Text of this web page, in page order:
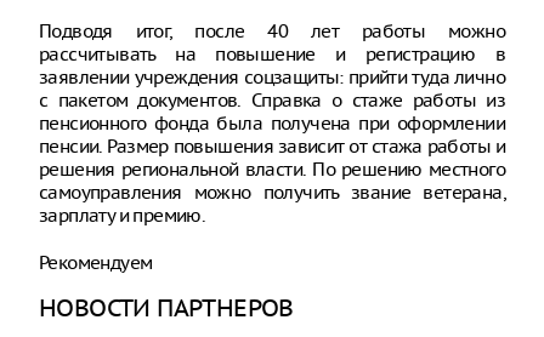
Подводя итог, после 40 лет работы можно
рассчитывать на повышение и регистрацию в
заявлении учреждения соцзащиты: прийти туда лично
с пакетом документов. Справка о стаже работы из
пенсионного фонда была получена при оформлении
пенсии. Размер повышения зависит от стажа работы и
решения региональной власти. По решению местного
самоуправления можно получить звание ветерана,
зарплату и премию.
Рекомендуем
НОВОСТИ ПАРТНЕРОВ